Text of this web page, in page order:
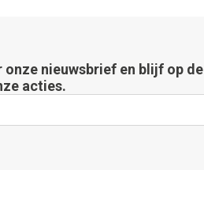
nieuwsbrief en blijf op de
acties.